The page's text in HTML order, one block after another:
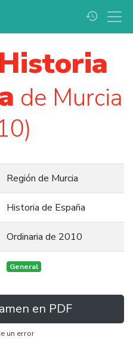
history
Historia
de Murcia
Región de Murcia
Historia de España
Ordinaria de 2010
General
en PDF
un error